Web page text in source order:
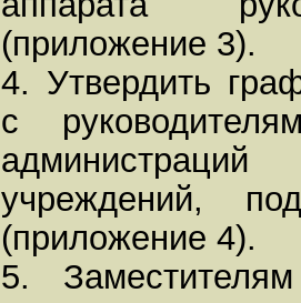
(приложение 3).
4. Утвердить
с
учреждений,
(приложение 4).
5.